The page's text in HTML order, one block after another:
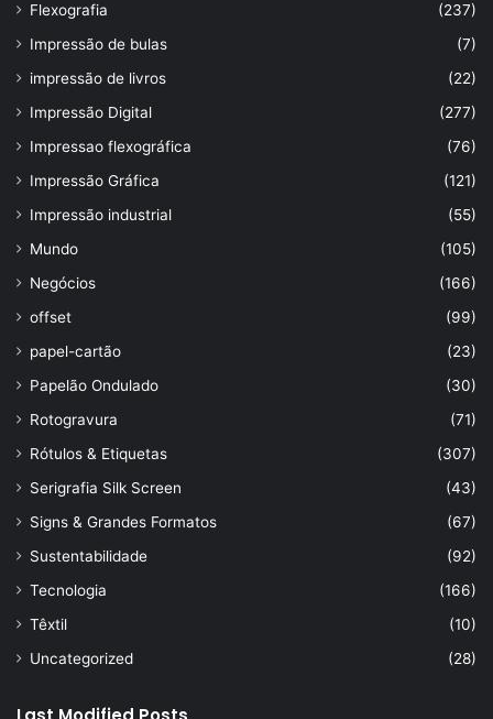
Flexografia
(237)
Impressão de bulas
(7)
impressão de livros
(22)
Impressão Digital
(277)
Impressao flexográfica
(76)
Impressão Gráfica
(121)
Impressão industrial
(55)
Mundo
(105)
Negócios
(166)
offset
(99)
papel-cartão
(23)
Papelão Ondulado
(30)
Rotogravura
(71)
Rótulos & Etiquetas
(307)
Serigrafia Silk Screen
(43)
Signs & Grandes Formatos
(67)
Sustentabilidade
(92)
Tecnologia
(166)
Têxtil
(10)
Uncategorized
(28)